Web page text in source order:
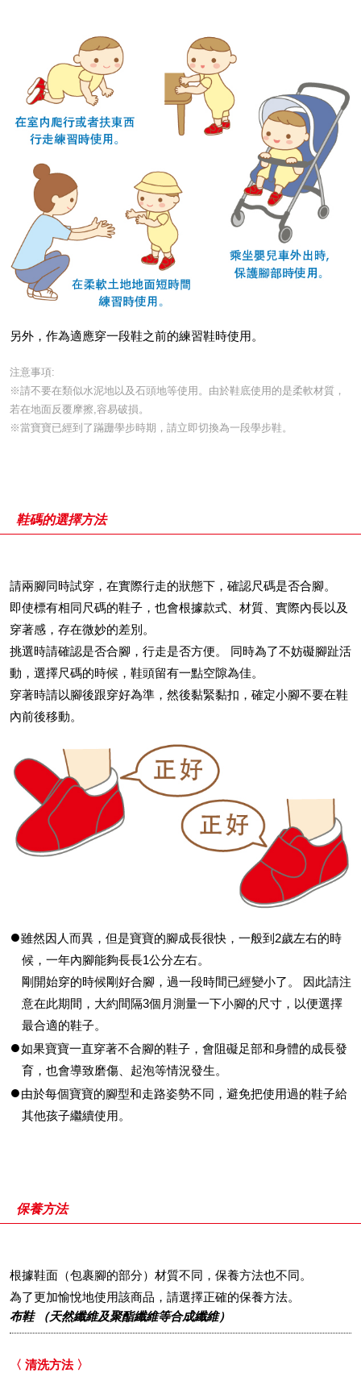
另外，作為適應穿一段鞋之前的練習鞋時使用。
注意事項:
※請不要在類似水泥地以及石頭地等使用。由於鞋底使用的是柔軟材質，
若在地面反覆摩擦,容易破損。
※當寶寶已經到了蹣跚學步時期，請立即切換為一段學步鞋。
鞋碼的選擇方法
請兩腳同時試穿，在實際行走的狀態下，確認尺碼是否合腳。
即使標有相同尺碼的鞋子，也會根據款式、材質、實際內長以及
穿著感，存在微妙的差別。
挑選時請確認是否合腳，行走是否方便。 同時為了不妨礙腳趾活
動，選擇尺碼的時候，鞋頭留有一點空隙為佳。
穿著時請以腳後跟穿好為準，然後黏緊黏扣，確定小腳不要在鞋
內前後移動。
雖然因人而異，但是寶寶的腳成長很快，一般到2歲左右的時
候，一年內腳能夠長長1公分左右。
剛開始穿的時候剛好合腳，過一段時間已經變小了。 因此請注
意在此期間，大約間隔3個月測量一下小腳的尺寸，以便選擇
最合適的鞋子。
如果寶寶一直穿著不合腳的鞋子，會阻礙足部和身體的成長發
育，也會導致磨傷、起泡等情況發生。
由於每個寶寶的腳型和走路姿勢不同，避免把使用過的鞋子給
其他孩子繼續使用。
保養方法
根據鞋面（包裹腳的部分）材質不同，保養方法也不同。
為了更加愉悅地使用該商品，請選擇正確的保養方法。
布鞋 （天然纖維及聚酯纖維等合成纖維）
〈 清洗方法 〉